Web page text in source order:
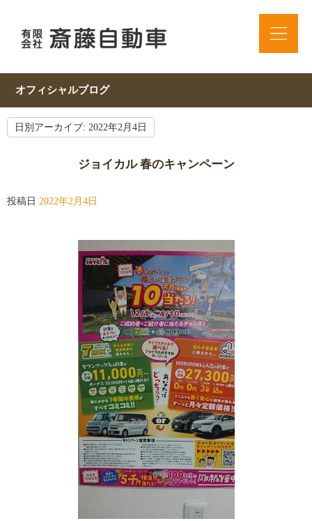
オフィシャルブログ
日別アーカイブ: 2022年2月4日
ジョイカル 春のキャンペーン
投稿日 2022年2月4日